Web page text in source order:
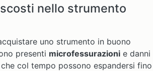
nello strumento
uno strumento in buono
presenti microfessurazioni e danni
col tempo possono espandersi fino